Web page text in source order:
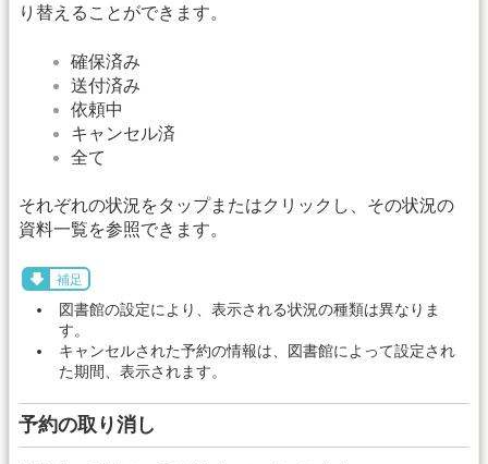
り替えることができます。
確保済み
送付済み
依頼中
キャンセル済
全て
それぞれの状況をタップまたはクリックし、その状況の
資料一覧を参照できます。
補足
図書館の設定により、表示される状況の種類は異なりま
す。
キャンセルされた予約の情報は、図書館によって設定され
た期間、表示されます。
予約の取り消し